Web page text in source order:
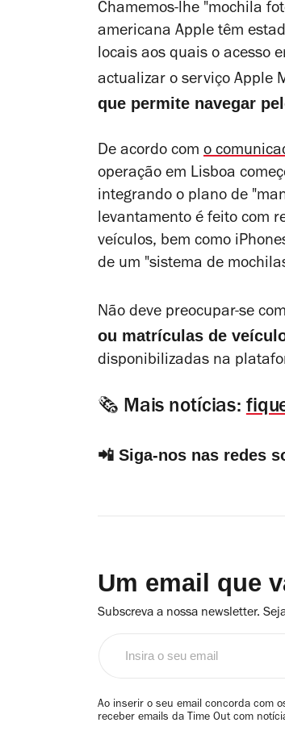
Chamemos-lhe "mochila
americana Apple têm
locais aos quais o acesso
actualizar o serviço Apple
que permite navegar
De acordo com o
operação em Lisboa
integrando o plano de
levantamento é feito com
veículos, bem como
de um "sistema de
Não deve preocupar-se
ou matrículas de
disponibilizadas na
🗞️ Mais notícias:
📲 Siga-nos nas redes
Um email que
Subscreva a nossa newsletter.
email
Ao inserir o seu email concorda com
receber emails da Time Out com